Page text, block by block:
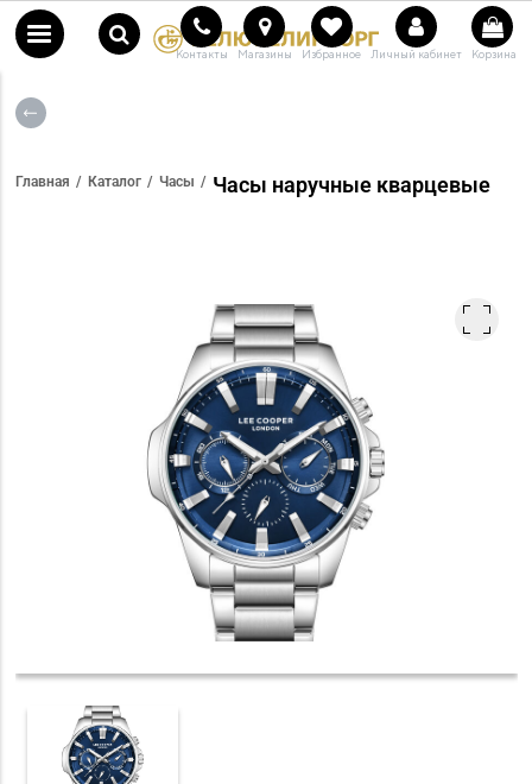
Контакты Магазины Избранное Личный кабинет Корзина
Главная Каталог Часы Часы наручные кварцевые